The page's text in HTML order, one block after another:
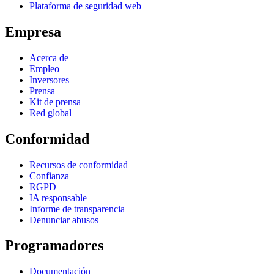
Plataforma de seguridad web
Empresa
Acerca de
Empleo
Inversores
Prensa
Kit de prensa
Red global
Conformidad
Recursos de conformidad
Confianza
RGPD
IA responsable
Informe de transparencia
Denunciar abusos
Programadores
Documentación